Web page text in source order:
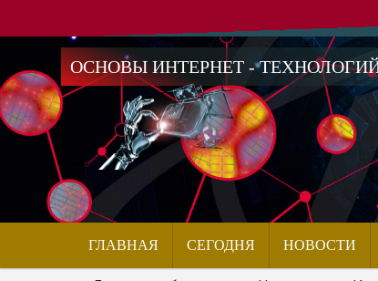
ОСНОВЫ ИНТЕРНЕТ -
ГЛАВНАЯ СЕГОДНЯ НОВОСТИ